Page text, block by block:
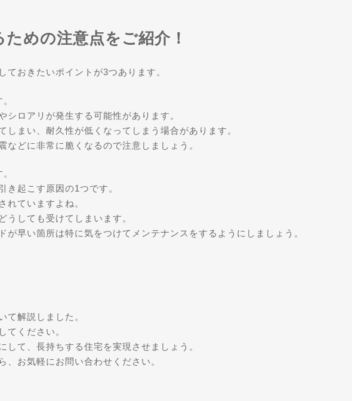
めの注意点をご紹介！
ておきたいポイントが3つあります。
シロアリが発生する可能性があります。
しまい、耐久性が低くなってしまう場合があります。
などに非常に脆くなるので注意しましょう。
き起こす原因の1つです。
れていますよね。
うしても受けてしまいます。
が早い箇所は特に気をつけてメンテナンスをするようにしましょう。
て解説しました。
てください。
して、長持ちする住宅を実現させましょう。
、お気軽にお問い合わせください。